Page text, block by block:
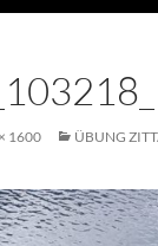
1600
ÜBUNG